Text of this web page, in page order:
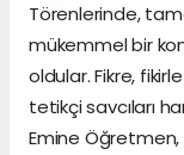
Törenlerinde,
mükemmel bir
oldular. Fikre,
tetikçi savcıları
Emine